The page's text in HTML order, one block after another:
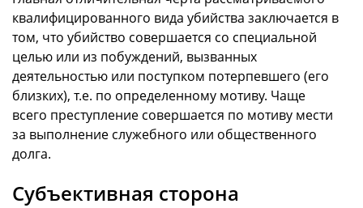
квалифицированного вида убийства заключается в
том, что убийство совершается со специальной
целью или из побуждений, вызванных
деятельностью или поступком потерпевшего (его
близких), т.е. по определенному мотиву. Чаще
всего преступление совершается по мотиву мести
за выполнение служебного или общественного
долга.
Субъективная сторона